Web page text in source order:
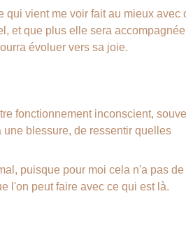
vient me voir fait au mieux avec
et que plus elle sera
évoluer vers sa joie.
fonctionnement inconscient,
blessure, de ressentir quelles
puisque pour moi cela n'a pas de
l'on peut faire avec ce qui est là.